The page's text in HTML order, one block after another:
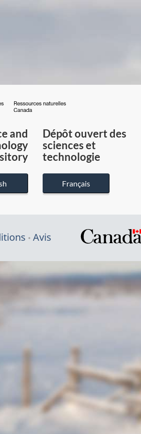
du
Canada
and
Dépôt ouvert des
sciences et
technologie
Français
Avis